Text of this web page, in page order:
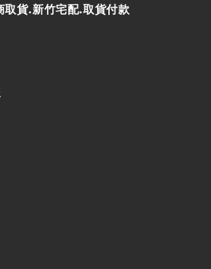
取貨.新竹宅配.取貨付款